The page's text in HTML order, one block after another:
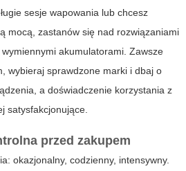
sesje wapowania lub chcesz
mocą, zastanów się nad rozwiązaniami
akumulatorami. Zawsze
wybieraj sprawdzone marki i dbaj o
a doświadczenie korzystania z
satysfakcjonujące.
przed zakupem
okazjonalny, codzienny, intensywny.